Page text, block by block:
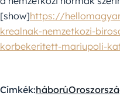
[show]https://
krealnak-nemzetkozi-
korbekeritett-mariupoli-
Címkék:háború